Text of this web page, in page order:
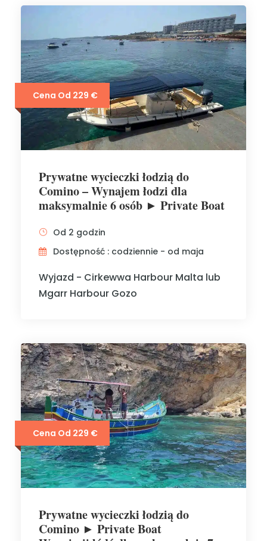
Cena Od 229 €
Prywatne wycieczki łodzią do
Comino – Wynajem łodzi dla
maksymalnie 6 osób ► Private Boat
Od 2 godzin
Dostępność : codziennie - od maja
Wyjazd - Cirkewwa Harbour Malta lub
Mgarr Harbour Gozo
Cena Od 229 €
Prywatne wycieczki łodzią do
Comino ► Private Boat